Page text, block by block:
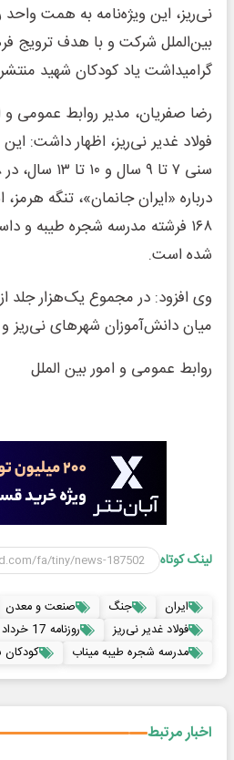
نی‌ریز، این ویژه‌نامه به همت
بین‌الملل شرکت و با هدف ترویج
گرامیداشت یاد کودکان شهید
‌رضا صفریان، مدیر روابط عمومی و
فولاد غدیر نی‌ریز، اظهار داشت:
درباره «ایران جانمان»، تنگه
۱۶۸ فرشته مدرسه شجره طیبه و
شده است.
‌وی افزود: در مجموع یک‌هزار جلد
میان دانش‌آموزان شهرهای نی‌ریز
‌روابط عمومی و امور بین الملل
لینک کوتاه
ایران جنگ صنعت و معدن
فولاد غدیر نی‌ریز
روزنامه 17 خرداد
مدرسه شجره طیبه میناب
کودکان
اخبار مرتبط